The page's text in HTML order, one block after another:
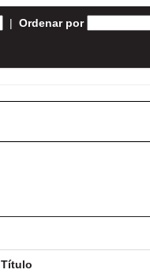
| Ordenar por
Título